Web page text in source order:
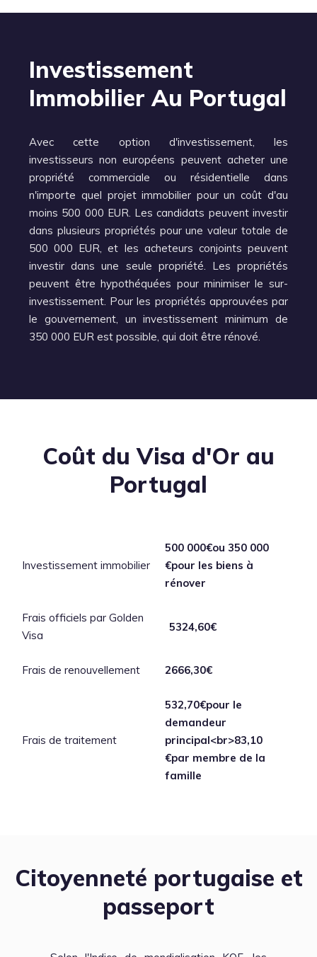
Investissement
Immobilier Au Portugal
Avec cette option d'investissement, les
investisseurs non européens peuvent acheter une
propriété commerciale ou résidentielle dans
n'importe quel projet immobilier pour un coût d'au
moins 500 000 EUR. Les candidats peuvent investir
dans plusieurs propriétés pour une valeur totale de
500 000 EUR, et les acheteurs conjoints peuvent
investir dans une seule propriété. Les propriétés
peuvent être hypothéquées pour minimiser le sur-
investissement. Pour les propriétés approuvées par
le gouvernement, un investissement minimum de
350 000 EUR est possible, qui doit être rénové.
Coût du Visa d'Or au
Portugal
Investissement immobilier
500 000€ou 350 000
€pour les biens à
rénover
Frais officiels par Golden
Visa
5324,60€
Frais de renouvellement 2666,30€
Frais de traitement
532,70€pour le
demandeur
principal<br>83,10
€par membre de la
famille
Citoyenneté portugaise et
passeport